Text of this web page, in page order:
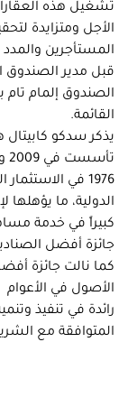
المستأجرين والمدد
الصندوق إلمام
القائمة.
يذكر سدكو
1976 في
الدولية، ما يؤهلها
كبيراً في خدمة
جائزة أفضل
كما نالت جائزة
رائدة في تنفيذ
المتوافقة مع